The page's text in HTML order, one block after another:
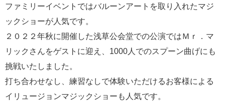
ファミリーイベントではバルーンアートを取り入れたマジ
ックショーが人気です。
２０２２年秋に開催した浅草公会堂での公演ではＭｒ．マ
リックさんをゲストに迎え、1000人でのスプーン曲げにも
挑戦いたしました。
打ち合わせなし、練習なしで体験いただけるお客様による
イリュージョンマジックショーも人気です。